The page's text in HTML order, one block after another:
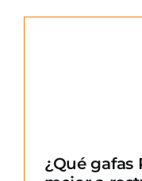
¿Qué gafas